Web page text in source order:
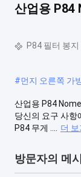
산업용 P84
P84 필터 봉지
#먼지 오른쪽 가
산업용 P84
당신의 요구 사항
P84 무게 ....
더 보
방문자의 메